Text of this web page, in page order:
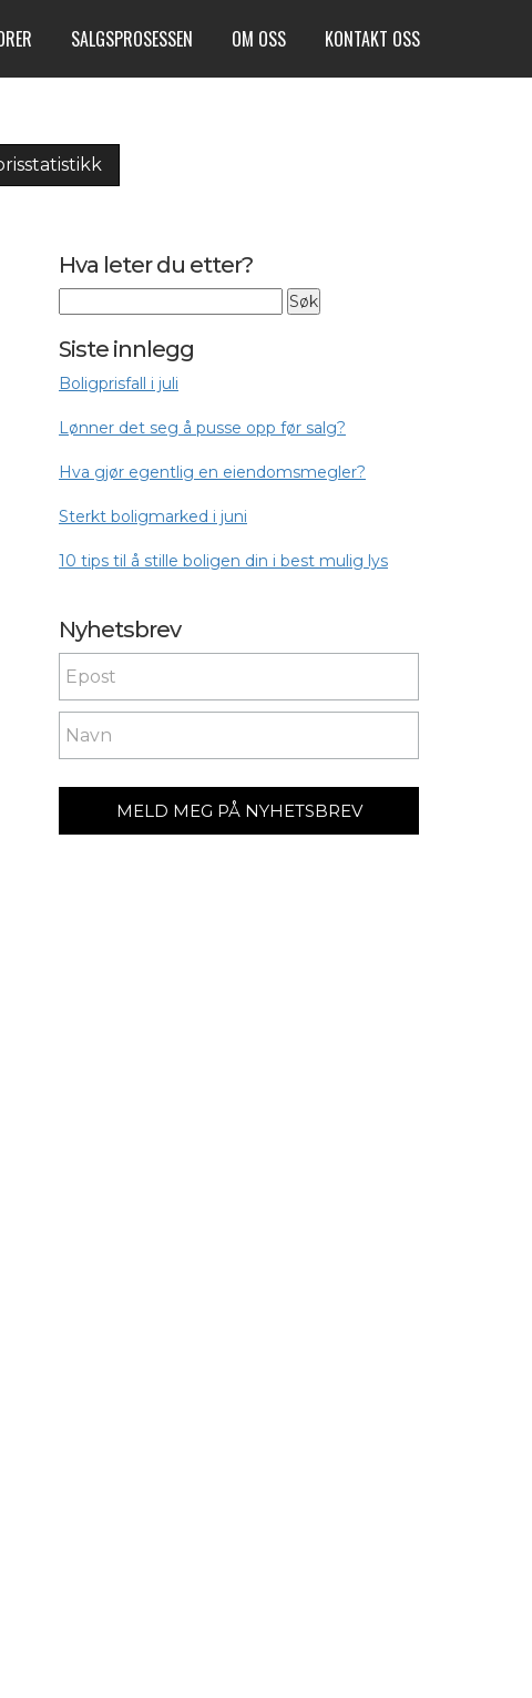
SALGSPROSESSEN OM OSS KONTAKT OSS
Hva leter du etter?
Siste innlegg
Boligprisfall i juli
Lønner det seg å pusse opp før salg?
Hva gjør egentlig en eiendomsmegler?
Sterkt boligmarked i juni
10 tips til å stille boligen din i best mulig lys
Nyhetsbrev
Nyhetsbrev
If you
are
human,
leave
this
MELD MEG PÅ NYHETSBREV